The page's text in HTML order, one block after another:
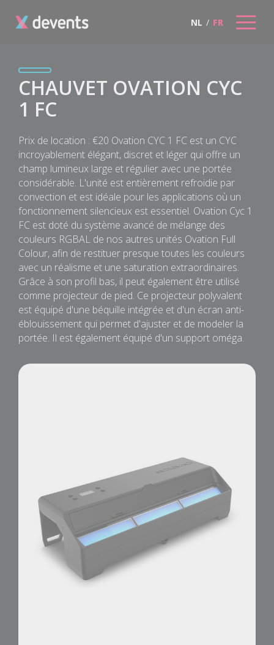
NL / FR
CHAUVET OVATION CYC
1 FC
Prix de location : €20 Ovation CYC 1 FC est un CYC
incroyablement élégant, discret et léger qui offre un
champ lumineux large et régulier avec une portée
considérable. L'unité est entièrement refroidie par
convection et est idéale pour les applications où un
fonctionnement silencieux est essentiel. Ovation Cyc 1
FC est doté du système avancé de mélange des
couleurs RGBAL de nos autres unités Ovation Full
Colour, afin de restituer presque toutes les couleurs
avec un réalisme et une saturation extraordinaires.
Grâce à son profil bas, il peut également être utilisé
comme projecteur de pied. Ce projecteur polyvalent
est équipé d'une béquille intégrée et d'un écran anti-
éblouissement qui permet d'ajuster et de modeler la
portée. Il est également équipé d'un support oméga.